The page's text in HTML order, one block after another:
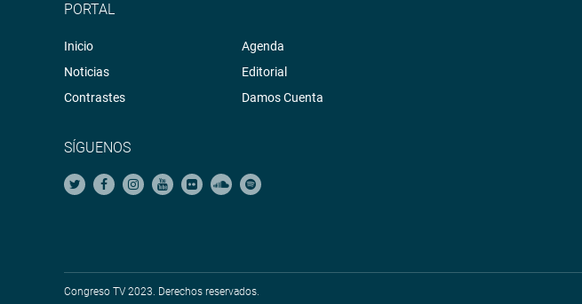
PORTAL
Inicio
Noticias
Contrastes
Agenda
Editorial
Damos Cuenta
SÍGUENOS
Congreso TV 2023. Derechos reservados.